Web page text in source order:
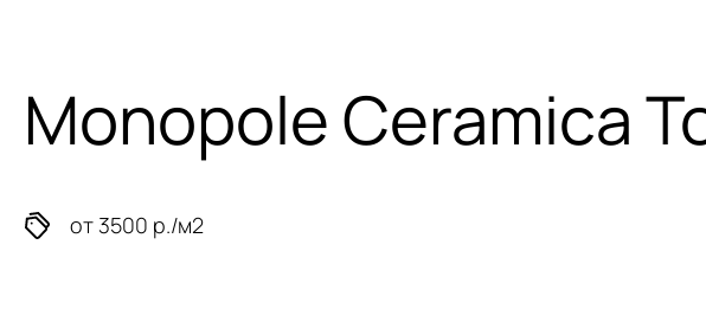
Monopole Ceramica
от 3500 р./м2